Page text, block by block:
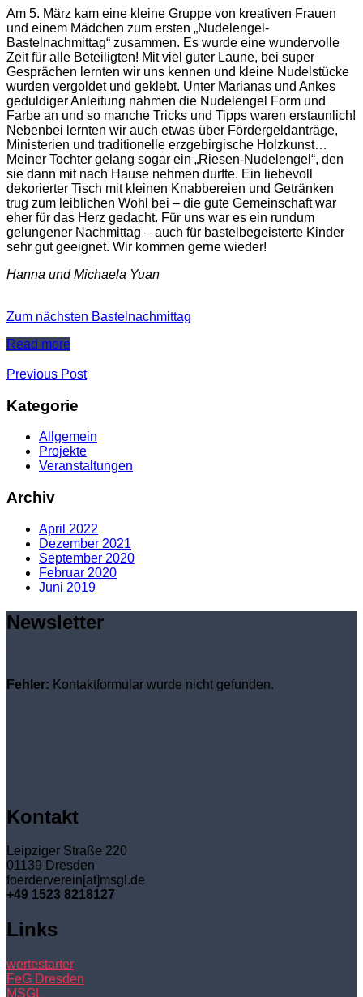
Am 5. März kam eine kleine Gruppe von kreativen Frauen
und einem Mädchen zum ersten „Nudelengel-
Bastelnachmittag“ zusammen. Es wurde eine wundervolle
Zeit für alle Beteiligten! Mit viel guter Laune, bei super
Gesprächen lernten wir uns kennen und kleine Nudelstücke
wurden vergoldet und geklebt. Unter Marianas und Ankes
geduldiger Anleitung nahmen die Nudelengel Form und
Farbe an und so manche Tricks und Tipps waren erstaunlich!
Nebenbei lernten wir auch etwas über Fördergeldanträge,
Ministerien und traditionelle erzgebirgische Holzkunst…
Meiner Tochter gelang sogar ein „Riesen-Nudelengel“, den
sie dann mit nach Hause nehmen durfte. Ein liebevoll
dekorierter Tisch mit kleinen Knabbereien und Getränken
trug zum leiblichen Wohl bei – die gute Gemeinschaft war
eher für das Herz gedacht. Für uns war es ein rundum
gelungener Nachmittag – auch für bastelbegeisterte Kinder
sehr gut geeignet. Wir kommen gerne wieder!
Hanna und Michaela Yuan
Zum nächsten Bastelnachmittag
Read more
Previous Post
Kategorie
Allgemein
Projekte
Veranstaltungen
Archiv
April 2022
Dezember 2021
September 2020
Februar 2020
Juni 2019
Newsletter
Fehler: Kontaktformular wurde nicht gefunden.
Kontakt
Leipziger Straße 220
01139 Dresden
foerderverein[at]msgl.de
+49 1523 8218127
Links
wertestarter
FeG Dresden
MSGL